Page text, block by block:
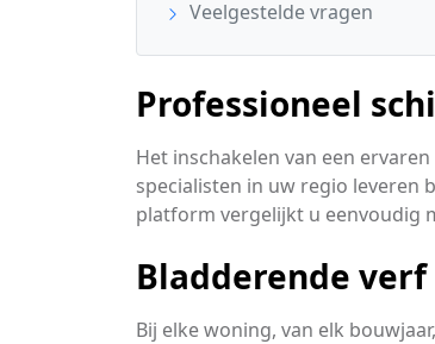
Veelgestelde vragen
Professioneel
Het inschakelen van een
specialisten in uw regio leveren
platform vergelijkt u eenvoudig
Bladderende
Bij elke woning, van elk